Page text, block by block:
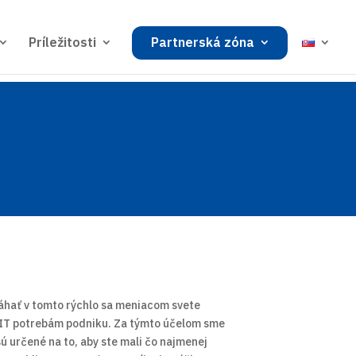
Príležitosti Partnerská zóna
v tomto rýchlo sa meniacom svete
potrebám podniku. Za týmto účelom sme
určené na to, aby ste mali čo najmenej